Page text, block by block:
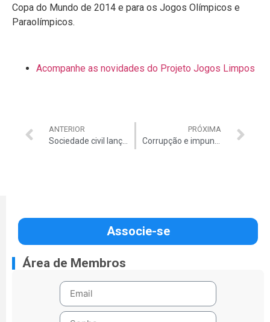
Copa do Mundo de 2014 e para os Jogos Olímpicos e
Paraolímpicos.
Acompanhe as novidades do Projeto Jogos Limpos
ANTERIOR
Sociedade civil lança Rosendo Severo para ministro do TCU
PRÓXIMA
Corrupção e impunidade no Brasil é tema de debate no Senado
Associe-se
Área de Membros